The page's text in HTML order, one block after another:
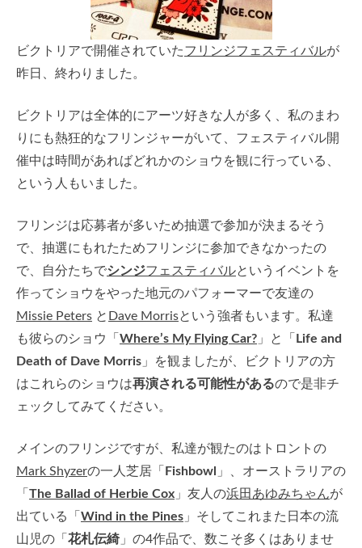
ビクトリアで開催されていたフリンジフェスティバルが
昨日、終わりました。
ビクトリアは全体的にアーツ好きな人が多く、私のまわ
りにも熱狂的なフリンジャーがいて、フェスティバル開
催中は時間があればどれかのショウを観に行っている、
という人もいました。
フリンジは応募者が多いため抽選で参加が決まるそう
で、抽選にもれたためフリンジに参加できなかったの
で、自分たちでシンジフェスティバルというイベントを
作ってショウをやった地元のパフォーマーで友達の
Missie Peters と Dave Morrisという強者もいます。私達
も彼らのショウ「 Where’s My Flying Car? 」と「 Life and
Death of Dave Morris 」を観ましたが、ビクトリアの方
はこれらのショウは再演される可能性があるので是非チ
ェックしてみてください。
メインのフリンジですが、私達が観たのはトロントの
Mark Shyzerの一人芝居「 Fishbowl
」、オーストラリアの
「 The Ballad of Herbie Cox 」友人の浜田あゆみちゃんが
出ている「 Wind in the Pines 」そしてこれまた日本の流
山児の「 花札伝綺 」の4作品で、数こそ多くはありませ